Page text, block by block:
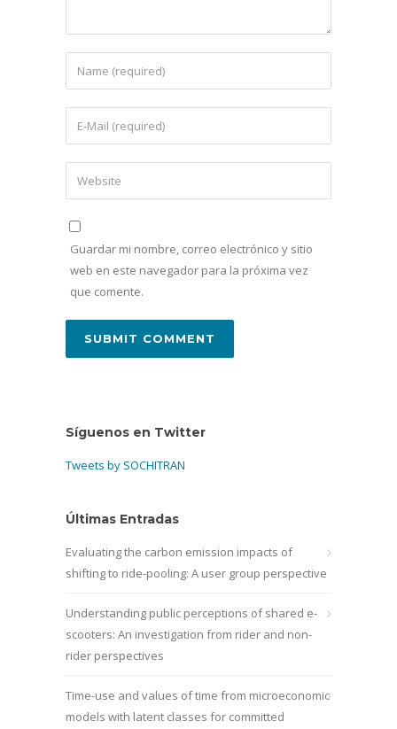
Guardar mi nombre, correo electrónico y sitio
web en este navegador para la próxima vez
que comente.
Síguenos en Twitter
Tweets by SOCHITRAN
Últimas Entradas
Evaluating the carbon emission impacts of
shifting to ride-pooling: A user group perspective
Understanding public perceptions of shared e-
scooters: An investigation from rider and non-
rider perspectives
Time-use and values of time from microeconomic
models with latent classes for committed